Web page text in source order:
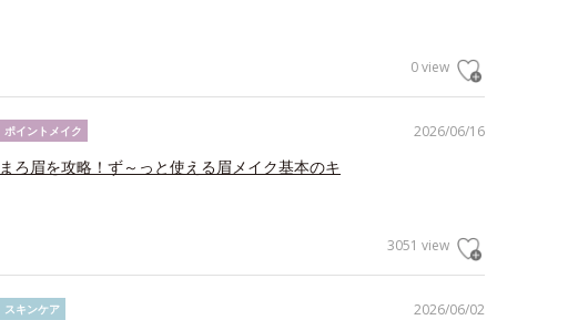
0 view
2026/06/16
ポイントメイク
まろ眉を攻略！ず～っと使える眉メイク基本のキ
3051 view
2026/06/02
スキンケア